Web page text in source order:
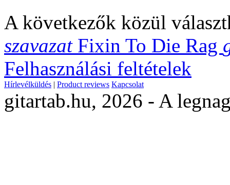
A következők közül
szavazat Fixin To Die Rag
Felhasználási feltételek
Hírlevélküldés | Product reviews Kapcsolat
gitartab.hu, 2026 - A